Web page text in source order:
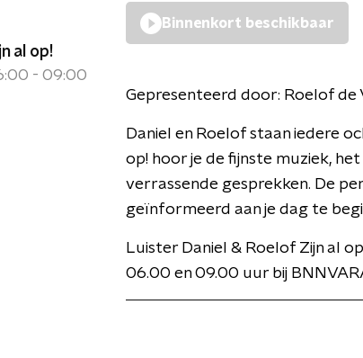
al op!
- 09:00
Binnenkort beschikbaar
Gepresenteerd door: Roelof de
Daniel en Roelof staan iedere
op! hoor je de fijnste muziek,
verrassende gesprekken. De
geïnformeerd aan je dag te
Luister Daniel & Roelof Zijn al
06.00 en 09.00 uur bij